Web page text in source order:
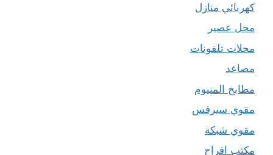
كهربائي منازل
محل عصير
محلات تلفونات
مصاعد
مطابخ المنيوم
مقوي سيرفس
مقوي شبكة
مكتب افراح